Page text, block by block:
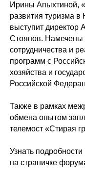
Ирины Апыхтиной,
развития туризма в
выступит
Стоянов. Намечены
сотрудничества и
программ с
хозяйства и
Российской
Также в рамках
обмена опытом
телемост «Стирая
Узнать
на страничке